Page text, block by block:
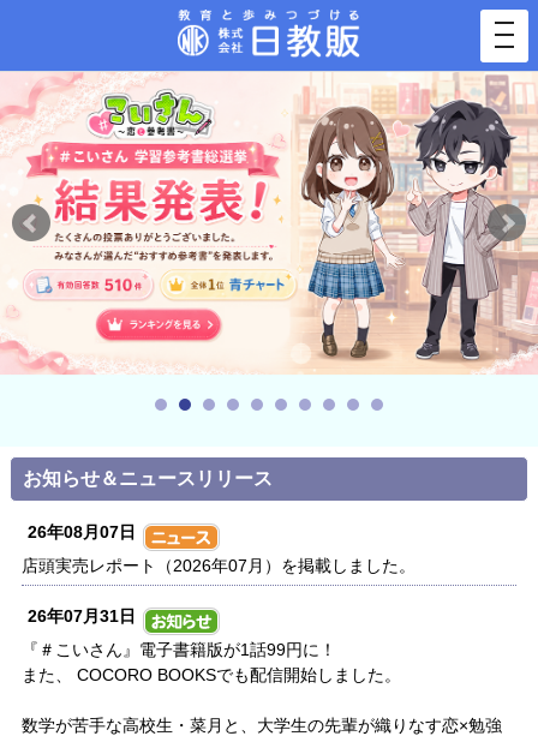
お知らせ＆ニュースリリース
26年08月07日
店頭実売レポート（2026年07月）を掲載しました。
26年07月31日
『＃こいさん』電子書籍版が1話99円に！
また、 COCORO BOOKSでも配信開始しました。
数学が苦手な高校生・菜月と、大学生の先輩が織りなす恋×勉強